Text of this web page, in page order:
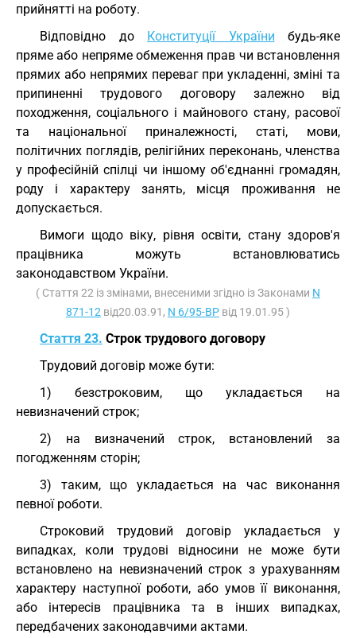
прийнятті на роботу.
Відповідно до Конституції України будь-яке
пряме або непряме обмеження прав чи встановлення
прямих або непрямих переваг при укладенні, зміні та
припиненні трудового договору залежно від
походження, соціального і майнового стану, расової
та національної приналежності, статі, мови,
політичних поглядів, релігійних переконань, членства
у професійній спілці чи іншому об'єднанні громадян,
роду і характеру занять, місця проживання не
допускається.
Вимоги щодо віку, рівня освіти, стану здоров'я
працівника можуть встановлюватись
законодавством України.
( Стаття 22 із змінами, внесеними згідно із Законами N
871-12 від20.03.91, N 6/95-ВР від 19.01.95 )
Стаття 23. Строк трудового договору
Трудовий договір може бути:
1) безстроковим, що укладається на
невизначений строк;
2) на визначений строк, встановлений за
погодженням сторін;
3) таким, що укладається на час виконання
певної роботи.
Строковий трудовий договір укладається у
випадках, коли трудові відносини не може бути
встановлено на невизначений строк з урахуванням
характеру наступної роботи, або умов її виконання,
або інтересів працівника та в інших випадках,
передбачених законодавчими актами.